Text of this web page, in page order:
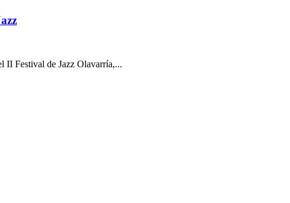
II Festival de Jazz Olavarría,...